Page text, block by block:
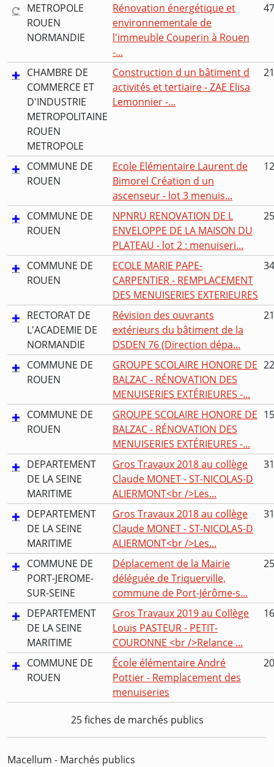
METROPOLE
ROUEN
NORMANDIE
Rénovation énergétique et
environnementale de
l'immeuble Couperin à Rouen
-...
CHAMBRE DE
COMMERCE ET
D'INDUSTRIE
METROPOLITAINE
ROUEN
METROPOLE
Construction d un bâtiment d
activités et tertiaire - ZAE Elisa
Lemonnier -...
COMMUNE DE
ROUEN
Ecole Elémentaire Laurent de
Bimorel Création d un
ascenseur - lot 3 menuis...
COMMUNE DE
ROUEN
NPNRU RENOVATION DE L
ENVELOPPE DE LA MAISON DU
PLATEAU - lot 2 : menuiseri...
COMMUNE DE
ROUEN
ECOLE MARIE PAPE-
CARPENTIER - REMPLACEMENT
DES MENUISERIES EXTERIEURES
RECTORAT DE
L'ACADEMIE DE
NORMANDIE
Révision des ouvrants
extérieurs du bâtiment de la
DSDEN 76 (Direction dépa...
COMMUNE DE
ROUEN
GROUPE SCOLAIRE HONORE DE
BALZAC - RÉNOVATION DES
MENUISERIES EXTÉRIEURES -...
COMMUNE DE
ROUEN
GROUPE SCOLAIRE HONORE DE
BALZAC - RÉNOVATION DES
MENUISERIES EXTÉRIEURES -...
DEPARTEMENT
DE LA SEINE
MARITIME
Gros Travaux 2018 au collège
Claude MONET - ST-NICOLAS-D
ALIERMONT<br />Les...
DEPARTEMENT
DE LA SEINE
MARITIME
Gros Travaux 2018 au collège
Claude MONET - ST-NICOLAS-D
ALIERMONT<br />Les...
COMMUNE DE
PORT-JEROME-
SUR-SEINE
Déplacement de la Mairie
déléguée de Triquerville,
commune de Port-Jérôme-s...
DEPARTEMENT
DE LA SEINE
MARITIME
Gros Travaux 2019 au Collège
Louis PASTEUR - PETIT-
COURONNE <br />Relance ...
COMMUNE DE
ROUEN
École élémentaire André
Pottier - Remplacement des
menuiseries
25 fiches de marchés publics
Macellum - Marchés publics